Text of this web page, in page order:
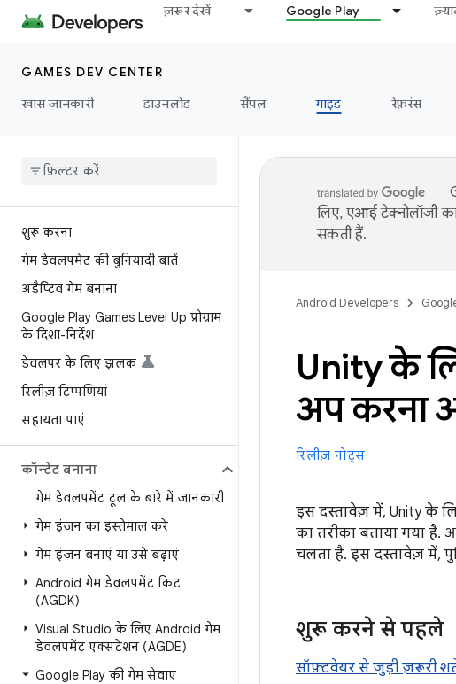
ज़रूर देखें Google Play
GAMES DEV CENTER
खास जानकारी
डाउनलोड सैंपल गाइड रेफ़रंस
शुरू करना
गेम डेवलपमेंट की बुनियादी बातें
अडैप्टिव गेम बनाना
Google Play Games Level Up प्रोग्राम
के दिशा-निर्देश
डेवलपर के लिए झलक
रिलीज़ टिप्पणियां
सहायता पाएं
कॉन्टेंट बनाना
गेम डेवलपमेंट टूल के बारे में जानकारी
गेम इंजन का इस्तेमाल करें
गेम इंजन बनाएं या उसे बढ़ाएं
Android गेम डेवलपमेंट किट
(AGDK)
Visual Studio के लिए Android गेम
डेवलपमेंट एक्सटेंशन (AGDE)
Google Play की गेम सेवाएं
लिए, एआई टेक्नोलॉजी
सकती हैं.
Android Developers
Unity के
अप करना
रिलीज़ नोट्स
इस दस्तावेज़ में, Unity के
का तरीका बताया गया है.
चलता है. इस दस्तावेज़ में,
शुरू करने से पहले
सॉफ़्टवेयर से जुड़ी ज़रूरी